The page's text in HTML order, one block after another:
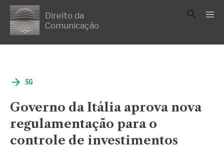
Direito da
Comunicação
5G
Governo da Itália aprova nova
regulamentação para o
controle de investimentos